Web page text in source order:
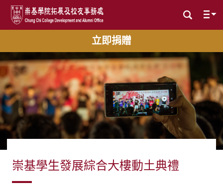
立即捐贈
崇基學生發展綜合大樓動土典禮